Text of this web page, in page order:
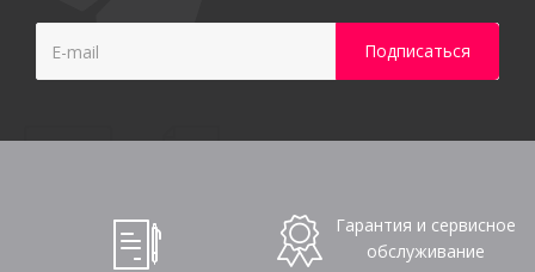
Гарантия и сервисное
обслуживание